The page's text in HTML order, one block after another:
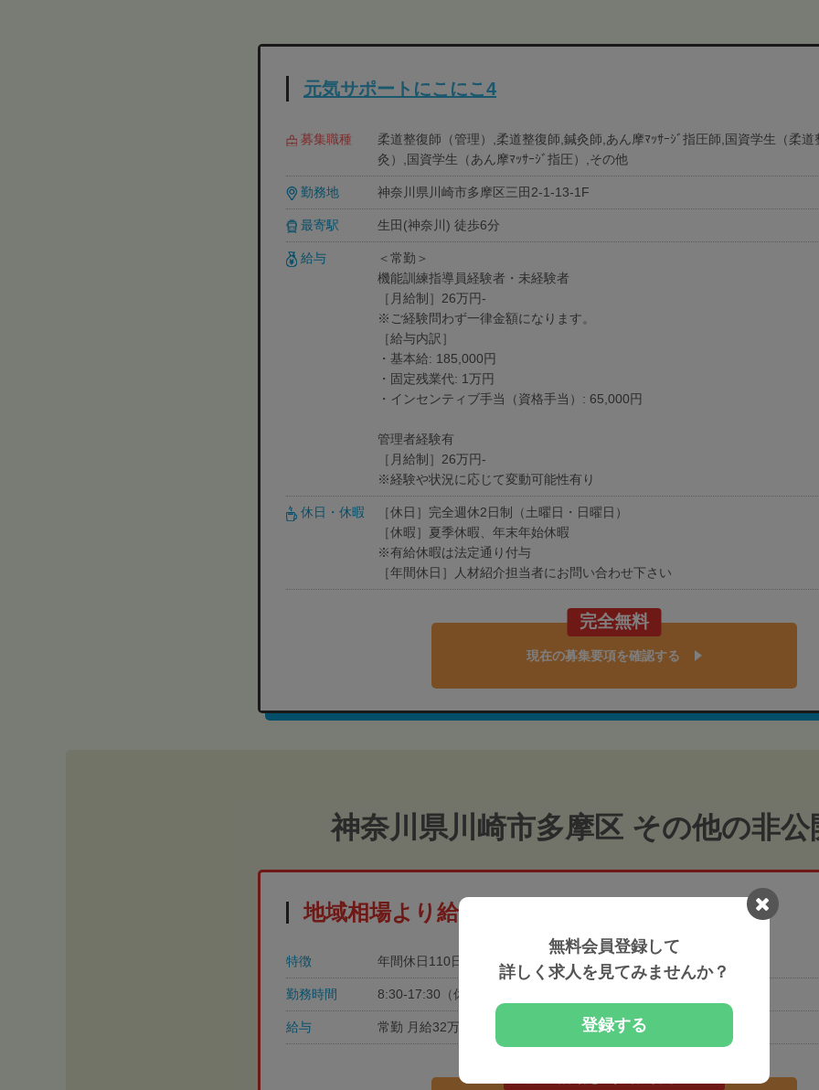
元気サポートにこにこ4
募集職種
柔道整復師（管理）,柔道整復師,鍼灸師,あん摩ﾏｯｻｰｼﾞ指圧師,国資学生（柔
灸）,国資学生（あん摩ﾏｯｻｰｼﾞ指圧）,その他
勤務地 神奈川県川崎市多摩区三田2-1-13-1F
最寄駅 生田(神奈川) 徒歩6分
給与
＜常勤＞
機能訓練指導員経験者・未経験者
［月給制］26万円-
※ご経験問わず一律金額になります。
［給与内訳］
・基本給: 185,000円
・固定残業代: 1万円
・インセンティブ手当（資格手当）: 65,000円
管理者経験有
［月給制］26万円-
※経験や状況に応じて変動可能性有り
休日・休暇
［休日］完全週休2日制（土曜日・日曜日）
［休暇］夏季休暇、年末年始休暇
※有給休暇は法定通り付与
［年間休日］人材紹介担当者にお問い合わせ下さい
完全無料
現在の募集要項を確認する
神奈川県川崎市多摩区 その他の非公
地域相場より給与高めの非公開求人
特徴 年間休日110日以上 土日祝休み
勤務時間 8:30-17:30（休憩60分）
給与 常勤 月給32万円
無料会員登録して
詳しく求人を見てみませんか？
登録する